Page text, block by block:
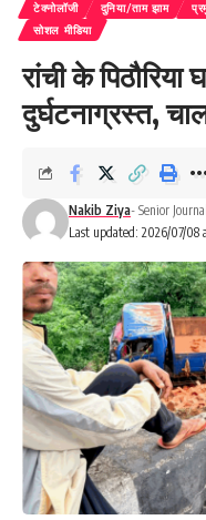
टेक्नोलॉजी
दुनिया/ताम झाम
सोशल मीडिया
रांची के
दुर्घटनाग्रस्त,
Last updated: 2026/07/08
Nakib Ziya- Senior